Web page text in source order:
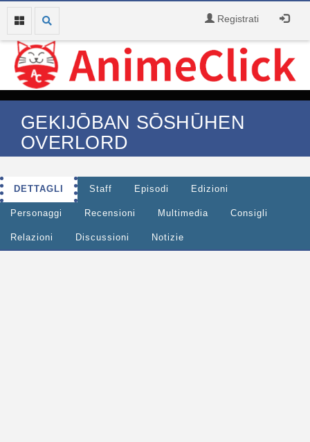
Registrati
GEKIJŌBAN SŌSHŪHEN
OVERLORD
DETTAGLI Staff Episodi Edizioni
Personaggi Recensioni Multimedia Consigli
Relazioni Discussioni Notizie